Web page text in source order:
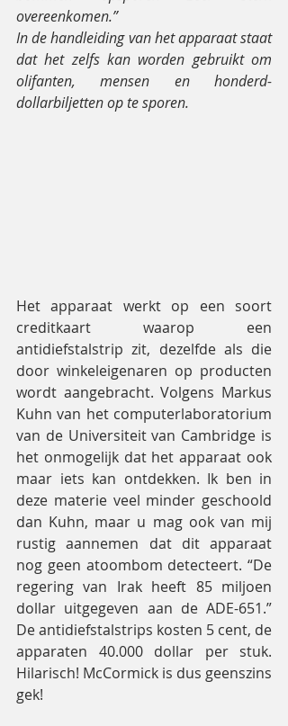
overeenkomen.”
In de handleiding van het apparaat staat
dat het zelfs kan worden gebruikt om
olifanten, mensen en honderd-
dollarbiljetten op te sporen.
Het apparaat werkt op een soort
creditkaart waarop een
antidiefstalstrip zit, dezelfde als die
door winkeleigenaren op producten
wordt aangebracht. Volgens Markus
Kuhn van het computerlaboratorium
van de Universiteit van Cambridge is
het onmogelijk dat het apparaat ook
maar iets kan ontdekken. Ik ben in
deze materie veel minder geschoold
dan Kuhn, maar u mag ook van mij
rustig aannemen dat dit apparaat
nog geen atoombom detecteert. “De
regering van Irak heeft 85 miljoen
dollar uitgegeven aan de ADE-651.”
De antidiefstalstrips kosten 5 cent, de
apparaten 40.000 dollar per stuk.
Hilarisch! McCormick is dus geenszins
gek!